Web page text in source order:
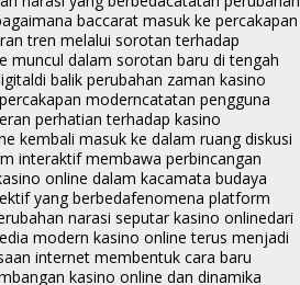
baccarat masuk ke percakapan
tren melalui sorotan terhadap
muncul dalam sorotan baru di tengah
di balik perubahan zaman kasino
moderncatatan pengguna
perhatian terhadap kasino
kembali masuk ke dalam ruang diskusi
interaktif membawa perbincangan
online dalam kacamata budaya
yang berbedafenomena platform
narasi seputar kasino onlinedari
modern kasino online terus menjadi
internet membentuk cara baru
kasino online dan dinamika